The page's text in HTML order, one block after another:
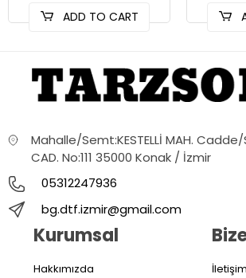
ADD TO CART
Mahalle/Semt:KESTELLİ MAH. Cadde/
CAD. No:111 35000 Konak / İzmir
05312247936
bg.dtf.izmir@gmail.com
Kurumsal
Hakkımızda
İletişim